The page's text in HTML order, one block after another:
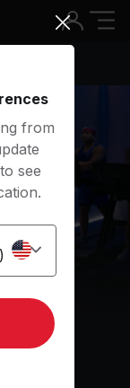
Pickups -
from
see